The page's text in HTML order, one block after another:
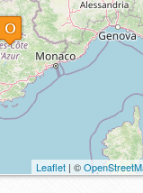
Leaflet | ©